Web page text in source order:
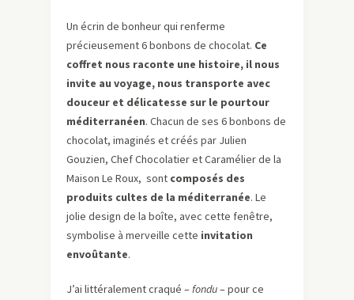
Un écrin de bonheur qui renferme
précieusement 6 bonbons de chocolat. Ce
coffret nous raconte une histoire, il nous
invite au voyage, nous transporte avec
douceur et délicatesse sur le pourtour
méditerranéen. Chacun de ses 6 bonbons de
chocolat, imaginés et créés par Julien
Gouzien, Chef Chocolatier et Caramélier de la
Maison Le Roux, sont composés des
produits cultes de la méditerranée. Le
jolie design de la boîte, avec cette fenêtre,
symbolise à merveille cette invitation
envoûtante.
J’ai littéralement craqué –fondu– pour ce